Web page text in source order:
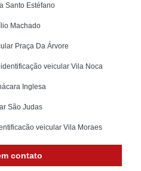
Santo Estéfano
Machado
Praça Da Árvore
veicular Vila Noca
Inglesa
São Judas
veicular Vila Moraes
Jardim Vila Mariana
Praça Da Árvore
contato